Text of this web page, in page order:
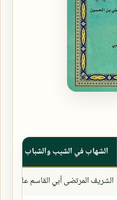
الشهاب في الشيب والشباب
الشريف المرتضى أبي القاسم علي بن